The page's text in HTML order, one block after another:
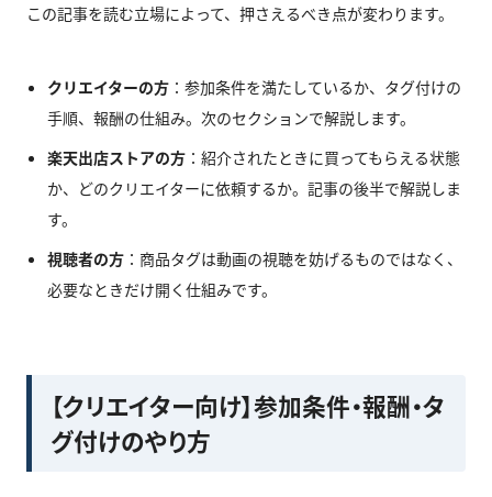
この記事を読む立場によって、押さえるべき点が変わります。
クリエイターの方 ：参加条件を満たしているか、タグ付けの
手順、報酬の仕組み。次のセクションで解説します。
楽天出店ストアの方 ：紹介されたときに買ってもらえる状態
か、どのクリエイターに依頼するか。記事の後半で解説しま
す。
視聴者の方 ：商品タグは動画の視聴を妨げるものではなく、
必要なときだけ開く仕組みです。
【クリエイター向け】参加条件・報酬・タ
グ付けのやり方